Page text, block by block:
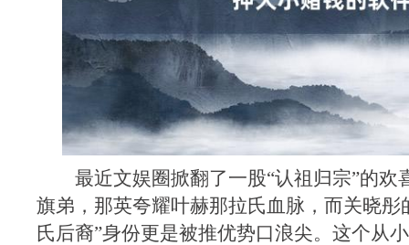
最近文娱圈掀翻了一股“认祖归宗”的欢
旗弟，那英夸耀叶赫那拉氏血脉，而关晓彤
氏后裔”身份更是被推优势口浪尖。这个从